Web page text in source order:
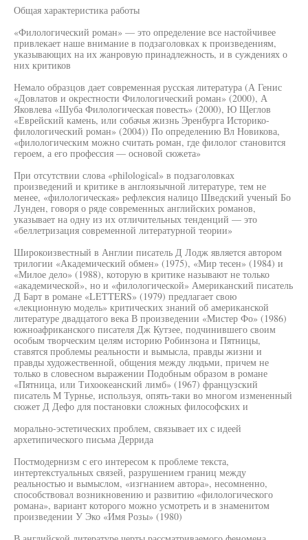
Общая характеристика работы
«Филологический роман» — это определение все настойчивее
привлекает наше внимание в подзаголовках к произведениям,
указывающих на их жанровую принадлежность, и в суждениях о
них критиков
Немало образцов дает современная русская литература (А Генис
«Довлатов и окрестности Филологический роман» (2000), А
Яковлева «Шуба Филологическая повесть» (2000), Ю Щеглов
«Еврейский камень, или собачья жизнь Эренбурга Историко-
филологический роман» (2004)) По определению Вл Новикова,
«филологическим можно считать роман, где филолог становится
героем, а его профессия — основой сюжета»
При отсутствии слова «philological» в подзаголовках
произведений и критике в англоязычной литературе, тем не
менее, «филологическая» рефлексия налицо Шведский ученый Бо
Лунден, говоря о ряде современных английских романов,
указывает на одну из их отличительных тенденций — это
«беллетризация современной литературной теории»
Широкоизвестный в Англии писатель Д Лодж является автором
трилогии «Академический обмен» (1975), «Мир тесен» (1984) и
«Милое дело» (1988), которую в критике называют не только
«академической», но и «филологической» Американский писатель
Д Барт в романе «LETTERS» (1979) предлагает свою
«лекционную модель» критических знаний об американской
литературе двадцатого века В произведении «Мистер Фо» (1986)
южноафриканского писателя Дж Кутзее, подчинившего своим
особым творческим целям историю Робинзона и Пятницы,
ставятся проблемы реальности и вымысла, правды жизни и
правды художественной, общения между людьми, причем не
только в словесном выражении Подобным образом в романе
«Пятница, или Тихоокеанский лимб» (1967) французский
писатель М Турнье, используя, опять-таки во многом измененный
сюжет Д Дефо для постановки сложных философских и
морально-эстетических проблем, связывает их с идеей
архетипического письма Деррида
Постмодернизм с его интересом к проблеме текста,
интертекстуальных связей, разрушением границ между
реальностью и вымыслом, «изгнанием автора», несомненно,
способствовал возникновению и развитию «филологического
романа», вариант которого можно усмотреть и в знаменитом
произведении У Эко «Имя Розы» (1980)